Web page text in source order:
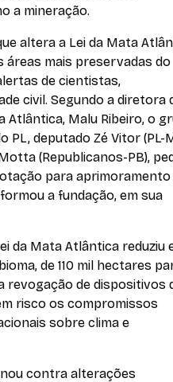
a mineração.
altera a Lei da Mata
áreas mais preservadas do
de cientistas,
civil. Segundo a diretora
Atlântica, Malu Ribeiro, o
deputado Zé Vitor (PL-
(Republicanos-PB),
para aprimoramento
a fundação, em sua
da Mata Atlântica reduziu
de 110 mil hectares
revogação de dispositivos
risco os compromissos
sobre clima e
contra alterações